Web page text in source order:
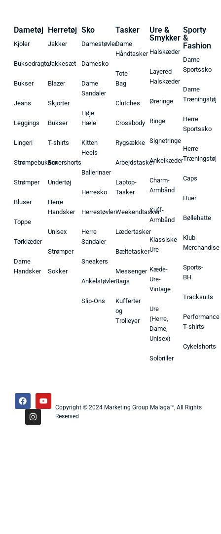
Dametøj
Kjoler
Buksedragter
Bukser
Jeans
Leggings
Lingeri
Strømpebukser
Strømper
Bluser
Toppe
Tørklæder
Dame
Handsker
Herretøj
Jakker
Jakkesæt
Blazer
Skjorter
Bukser
T-shirts
Boxershorts
Undertøj
Herre
Handsker
Unisex
Strømper
Sokker
Sko
Damestøvler
Damesko
Dame
Sandaler
Høje
Hæle
Kitten
Heels
Ballerinaer
Herresko
Herrestøvler
Herre
Sandaler
Sneakers
Ankelstøvler
Slip-Ons
Tasker
Dame
Håndtasker
Tote
Bag
Clutches
Crossbody
Rygsække
Arbejdstasker
Laptop-
Tasker
Weekendtasker
Lædertasker
Bæltetasker
Messenger
Bags
Kufferter
og
Trolleyer
Ure &
Smykker
Halskæder
Layered
Halskæder
Øreringe
Ringe
Signetringe
Ankelkæder
Charm-
Armbånd
Cuff-
Armbånd
Klassiske
Ure
Kæde-
Ure-
Vintage
Ure
(Herre,
Dame,
Unisex)
Solbriller
Sporty
&
Fashion
Dame
Sportssko
Dame
Træningstøj
Herre
Sportssko
Herre
Træningstøj
Caps
Huer
Bøllehatte
Klub
Merchandise
Sports-
BH
Tracksuits
Performance
T-shirts
Cykelshorts
Copyright © 2024 Marketing Group Malaga™, All Rights
Reserved